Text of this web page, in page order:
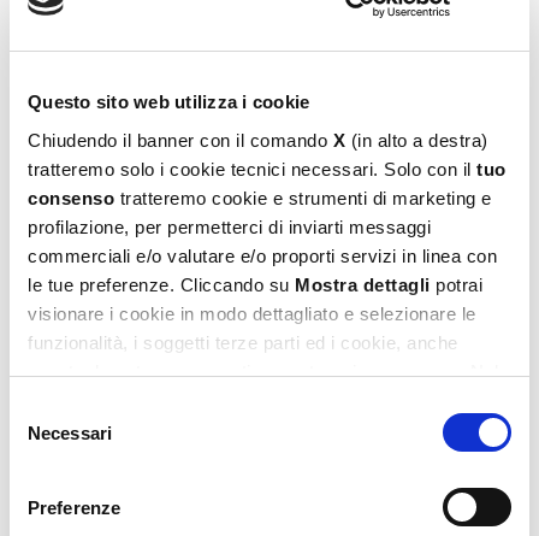
Questo sito web utilizza i cookie
Chiudendo il banner con il comando X (in alto a destra)
tratteremo solo i cookie tecnici necessari. Solo con il tuo
consenso tratteremo cookie e strumenti di marketing e
profilazione, per permetterci di inviarti messaggi
commerciali e/o valutare e/o proporti servizi in linea con
le tue preferenze. Cliccando su Mostra dettagli potrai
visionare i cookie in modo dettagliato e selezionare le
funzionalità, i soggetti terze parti ed i cookie, anche
eventualmente raggruppati per categorie omogenee. Nel
Privacy e Cookie Policy,
dove potrai avere maggiori
informazioni e modificare le tue scelte. Potrai verificare e
modificare i tuoi consensi anche cliccando sul simbolo
della graffetta presente su ogni pagina
delNecessari
Preferenze
Carotina Baby Memo Animali
Aggiungi al carrello